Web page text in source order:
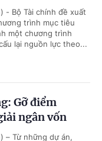
- Bộ Tài chính đề xuất
trình mục tiêu
một chương trình
lại nguồn lực theo...
Gỡ điểm
ngân vốn
– Từ những dự án,